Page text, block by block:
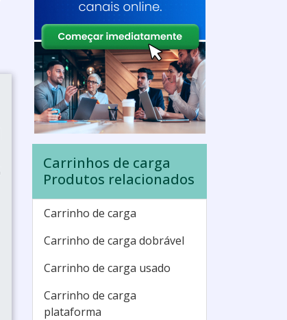
Carrinhos de carga
Produtos relacionados
Carrinho de carga
Carrinho de carga dobrável
Carrinho de carga usado
Carrinho de carga
plataforma